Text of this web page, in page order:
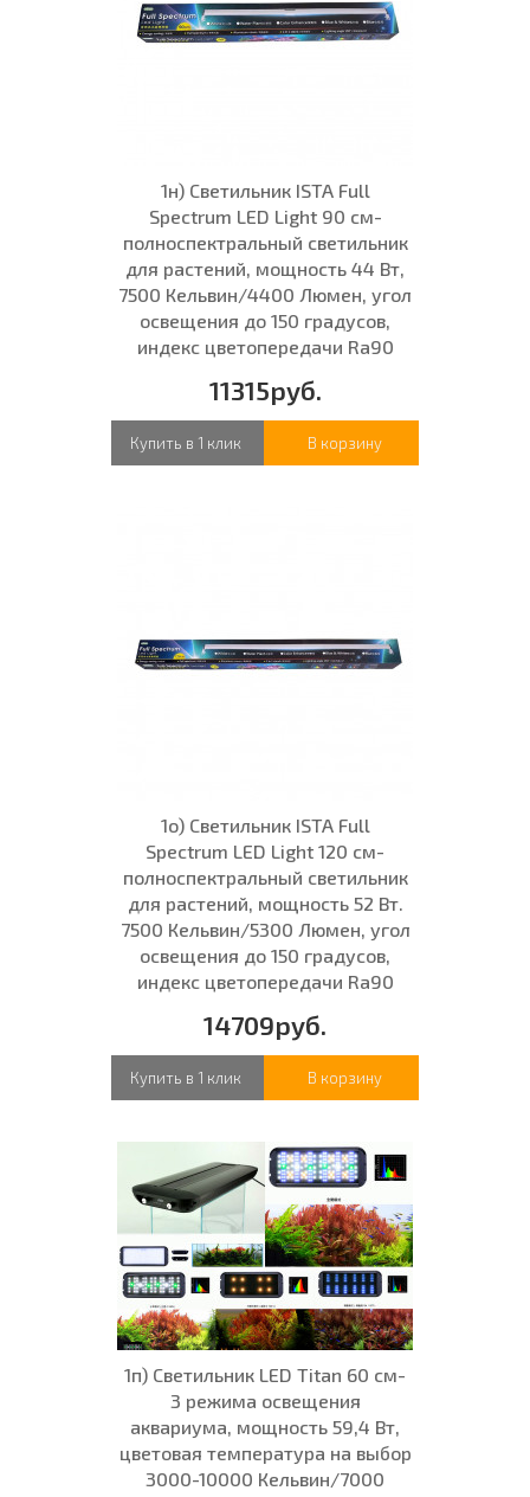
1н) Светильник ISTA Full
Spectrum LED Light 90 см-
полноспектральный светильник
для растений, мощность 44 Вт,
7500 Кельвин/4400 Люмен, угол
освещения до 150 градусов,
индекс цветопередачи Ra90
11315руб.
Купить в 1 клик В корзину
1о) Светильник ISTA Full
Spectrum LED Light 120 см-
полноспектральный светильник
для растений, мощность 52 Вт.
7500 Кельвин/5300 Люмен, угол
освещения до 150 градусов,
индекс цветопередачи Ra90
14709руб.
Купить в 1 клик В корзину
1п) Светильник LED Titan 60 см-
3 режима освещения
аквариума, мощность 59,4 Вт,
цветовая температура на выбор
3000-10000 Кельвин/7000